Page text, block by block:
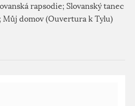
rapsodie; Slovanský tanec
Můj domov (Ouvertura k Tylu)